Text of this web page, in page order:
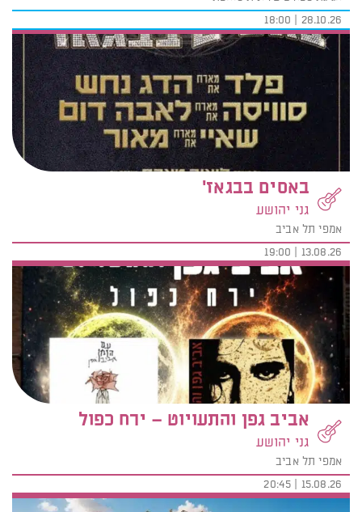
28.10.26 | 18:00
באסים בבגאז'
גני יהושע
אמפי תל אביב
13.08.26 | 19:00
אביב גפן והתעויוט – ירח כפול
גני יהושע
אמפי תל אביב
15.08.26 | 20:45